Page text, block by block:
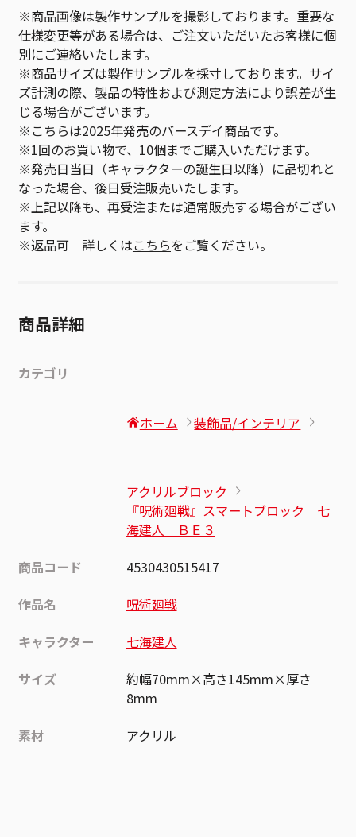
※商品画像は製作サンプルを撮影しております。重要な
仕様変更等がある場合は、ご注文いただいたお客様に個
別にご連絡いたします。
※商品サイズは製作サンプルを採寸しております。サイ
ズ計測の際、製品の特性および測定方法により誤差が生
じる場合がございます。
※こちらは2025年発売のバースデイ商品です。
※1回のお買い物で、10個までご購入いただけます。
※発売日当日（キャラクターの誕生日以降）に品切れと
なった場合、後日受注販売いたします。
※上記以降も、再受注または通常販売する場合がござい
ます。
※返品可 詳しくはこちらをご覧ください。
商品詳細
カテゴリ
ホーム 装飾品/インテリア
アクリルブロック
『呪術廻戦』スマートブロック 七
海建人 ＢＥ３
商品コード
4530430515417
作品名
呪術廻戦
キャラクター
七海建人
サイズ
約幅70mm×高さ145mm×厚さ
8mm
素材
アクリル